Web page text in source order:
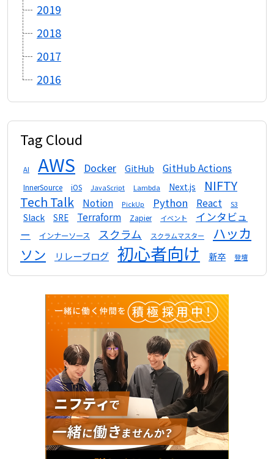
2019
2018
2017
2016
Tag Cloud
AI AWS Docker GitHub GitHub Actions
InnerSource iOS JavaScript Lambda Next.js
NIFTY
Tech Talk
Notion PickUp Python React S3
Slack SRE Terraform Zapier イベント
インタビュ
ー
インナーソース スクラム スクラムマスター
ハッカ
ソン
リレーブログ 初心者向け 新卒 登壇